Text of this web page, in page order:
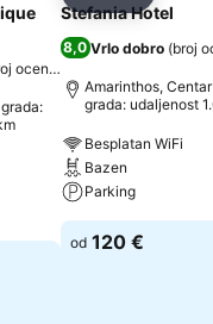
ocena: 1.245
Stefania Hotel
8,0Vrlo dobro (broj
Amarinthos, Centar
grada: udaljenost
Besplatan WiFi
Bazen
Parking
od 120 €